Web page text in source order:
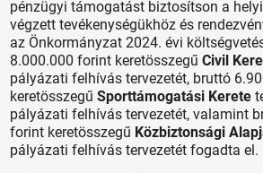
pénzügyi támogatást biztosítson a
végzett tevékenységükhöz és
az Önkormányzat 2024. évi
8.000.000 forint keretösszegűCivil
pályázati felhívás tervezetét, bruttó
keretösszegűSporttámogatási Kerete
pályázati felhívás tervezetét, valamint
forint keretösszegű Közbiztonsági
pályázati felhívás tervezetét fogadta el.